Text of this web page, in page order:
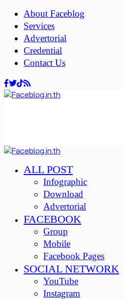
About Faceblog
Services
Advertorial
Credential
Contact Us
ALL POST
Infographic
Download
Advertorial
FACEBOOK
Group
Mobile
Facebook Pages
SOCIAL NETWORK
YouTube
Instagram